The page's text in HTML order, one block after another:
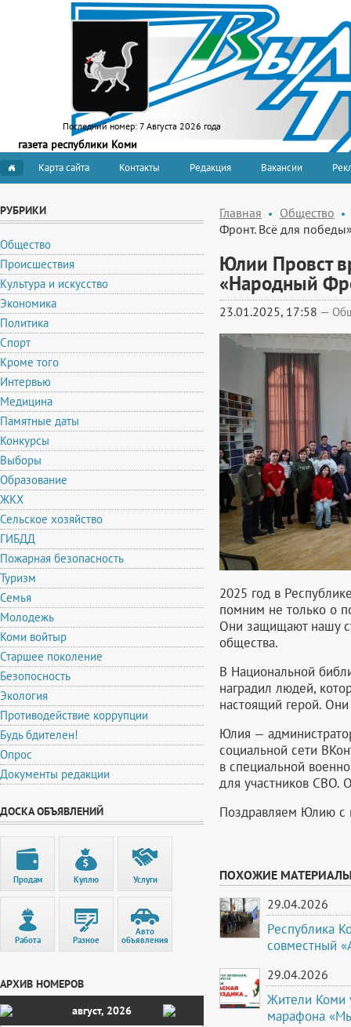
Последний номер: 7 Августа 2026 года
газета республики Коми
Карта сайта Контакты Редакция Вакансии
РУБРИКИ
Общество
Происшествия
Культура и искусство
Экономика
Политика
Спорт
Кроме того
Интервью
Медицина
Памятные даты
Конкурсы
Выборы
Образование
ЖКХ
Сельское хозяйство
ГИБДД
Пожарная безопасность
Туризм
Семья
Молодежь
Коми войтыр
Старшее поколение
Безопосность
Экология
Противодействие коррупции
Будь бдителен!
Опрос
Документы редакции
ДОСКА ОБЪЯВЛЕНИЙ
Продам Куплю Услуги
Работа Разное
Авто
объявления
АРХИВ НОМЕРОВ
август, 2026
Главная
Общество
Фронт. Всё для
Юлии Провст
«Народный
23.01.2025, 17:58 —
2025 год в
помним не только о
Они защищают нашу
общества.
В Национальной
наградил людей,
настоящий герой.
Юлия —
социальной сети
в специальной
для участников СВО.
Поздравляем Юлию с
ПОХОЖИЕ
29.04.2026
Республика
совместный
29.04.2026
Жители Коми
марафона